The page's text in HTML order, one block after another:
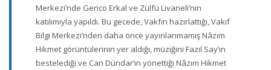
Merkezi’nde Genco Erkal ve Zülfü Livaneli’nin
katılımıyla yapıldı. Bu gecede, Vakfın hazırlattığı, Vakıf
Bilgi Merkezi’nden daha önce yayınlanmamış Nâzım
Hikmet görüntülerinin yer aldığı, müziğini Fazıl Say’ın
bestelediği ve Can Dündar’ın yönettiği Nâzım Hikmet